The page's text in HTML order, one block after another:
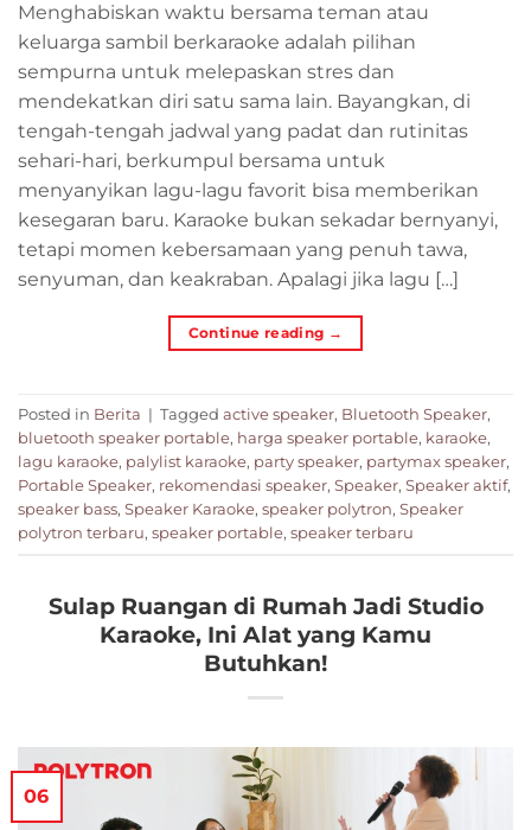
Menghabiskan waktu bersama teman atau
keluarga sambil berkaraoke adalah pilihan
sempurna untuk melepaskan stres dan
mendekatkan diri satu sama lain. Bayangkan, di
tengah-tengah jadwal yang padat dan rutinitas
sehari-hari, berkumpul bersama untuk
menyanyikan lagu-lagu favorit bisa memberikan
kesegaran baru. Karaoke bukan sekadar bernyanyi,
tetapi momen kebersamaan yang penuh tawa,
senyuman, dan keakraban. Apalagi jika lagu […]
Continue reading →
Posted in Berita | Tagged active speaker, Bluetooth Speaker,
bluetooth speaker portable, harga speaker portable, karaoke,
lagu karaoke, palylist karaoke, party speaker, partymax speaker,
Portable Speaker, rekomendasi speaker, Speaker, Speaker aktif,
speaker bass, Speaker Karaoke, speaker polytron, Speaker
polytron terbaru, speaker portable, speaker terbaru
Sulap Ruangan di Rumah Jadi Studio
Karaoke, Ini Alat yang Kamu
Butuhkan!
06